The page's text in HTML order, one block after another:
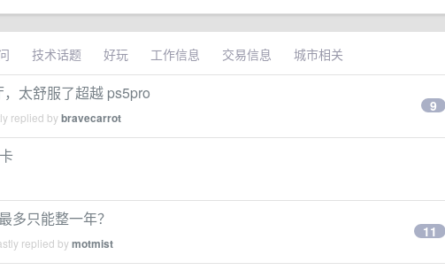
技术话题 好玩 工作信息 交易信息 城市相关
太舒服了超越 ps5pro
replied bybravecarrot
9
多只能整一年？
replied bymotmist
11